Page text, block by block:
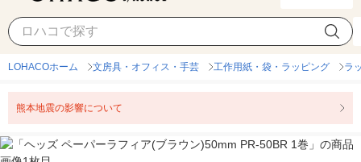
LOHACOホーム 文房具・オフィス・手芸 工作用紙・袋・ラッピング ラ
熊本地震の影響について